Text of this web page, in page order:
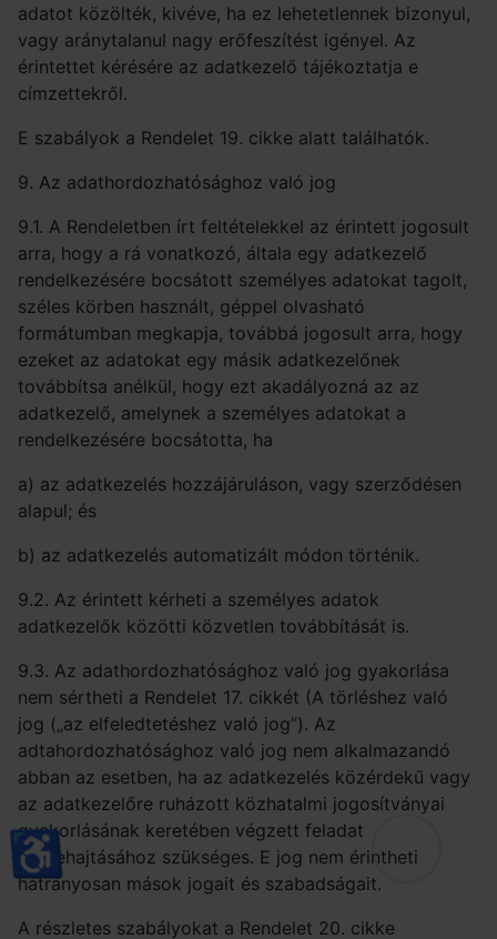
adatot közölték, kivéve, ha ez lehetetlennek bizonyul,
vagy aránytalanul nagy erőfeszítést igényel. Az
érintettet kérésére az adatkezelő tájékoztatja e
címzettekről.
E szabályok a Rendelet 19. cikke alatt találhatók.
9. Az adathordozhatósághoz való jog
9.1. A Rendeletben írt feltételekkel az érintett jogosult
arra, hogy a rá vonatkozó, általa egy adatkezelő
rendelkezésére bocsátott személyes adatokat tagolt,
széles körben használt, géppel olvasható
formátumban megkapja, továbbá jogosult arra, hogy
ezeket az adatokat egy másik adatkezelőnek
továbbítsa anélkül, hogy ezt akadályozná az az
adatkezelő, amelynek a személyes adatokat a
rendelkezésére bocsátotta, ha
a) az adatkezelés hozzájáruláson, vagy szerződésen
alapul; és
b) az adatkezelés automatizált módon történik.
9.2. Az érintett kérheti a személyes adatok
adatkezelők közötti közvetlen továbbítását is.
9.3. Az adathordozhatósághoz való jog gyakorlása
nem sértheti a Rendelet 17. cikkét (A törléshez való
jog („az elfeledtetéshez való jog”). Az
adtahordozhatósághoz való jog nem alkalmazandó
abban az esetben, ha az adatkezelés közérdekű vagy
az adatkezelőre ruházott közhatalmi jogosítványai
gyakorlásának keretében végzett feladat
végrehajtásához szükséges. E jog nem érintheti
hátrányosan mások jogait és szabadságait.
A részletes szabályokat a Rendelet 20. cikke